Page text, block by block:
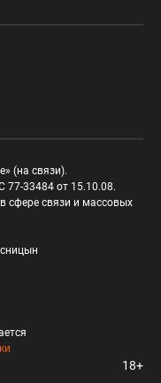
(на связи).
33484 от 15.10.08.
сфере связи и массовых
18+